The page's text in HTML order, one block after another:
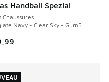
de € 89,99 à € 60,00
Handball Spezial
Chaussures
Navy - Clear Sky - Gum5